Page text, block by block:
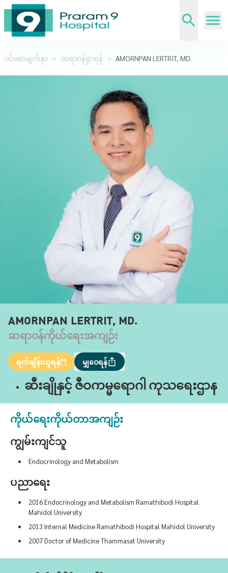
ပင်မစာမျက်နှာ > ဆရာဝန်ရှာရန် > AMORNPAN LERTRIT, MD.
AMORNPAN LERTRIT, MD.
ဆရာဝန်ကိုယ်ရေးအကျဉ်း
ရက်ချိန်းယူရန် မျှဝေရန်
ဆီးချိုနှင့် ဇီဝကမ္မရောဂါ ကုသရေးဌာန
ကိုယ်ရေးကိုယ်တာအကျဉ်း
ကျွမ်းကျင်သူ
Endocrinology and Metabolism
ပညာရေး
2016 Endocrinology and Metabolism Ramathibodi Hospital
Mahidol University
2013 Internal Medicine Ramathibodi Hospital Mahidol University
2007 Doctor of Medicine Thammasat University